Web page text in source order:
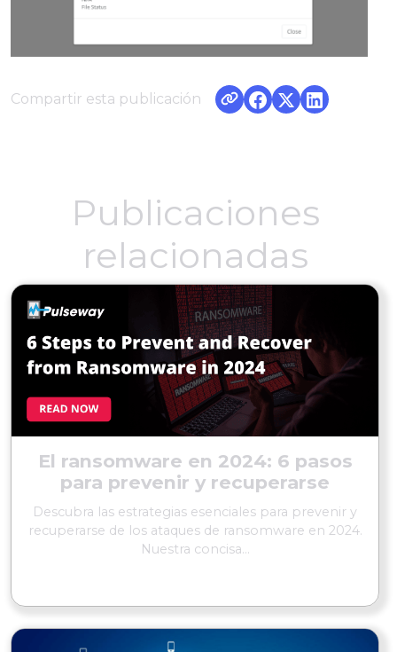
Compartir esta publicación
Publicaciones
relacionadas
El ransomware en 2024: 6 pasos
para prevenir y recuperarse
Descubra las estrategias esenciales para prevenir y
recuperarse de los ataques de ransomware en 2024.
Nuestra concisa...